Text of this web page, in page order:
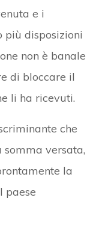
e i
più disposizioni
non è banale
di bloccare il
li ha ricevuti.
che
versata,
la
paese